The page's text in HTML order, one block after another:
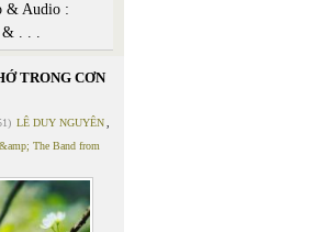
& Audio :
& . . .
TRONG CƠN
LÊ DUY NGUYÊN
The Band from